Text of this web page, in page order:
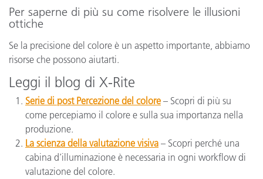
Per saperne di più su come risolvere le illusioni
ottiche
Se la precisione del colore è un aspetto importante, abbiamo
risorse che possono aiutarti.
Leggi il blog di X-Rite
Serie di post Percezione del colore – Scopri di più su
come percepiamo il colore e sulla sua importanza nella
produzione.
La scienza della valutazione visiva – Scopri perché una
cabina d’illuminazione è necessaria in ogni workflow di
valutazione del colore.